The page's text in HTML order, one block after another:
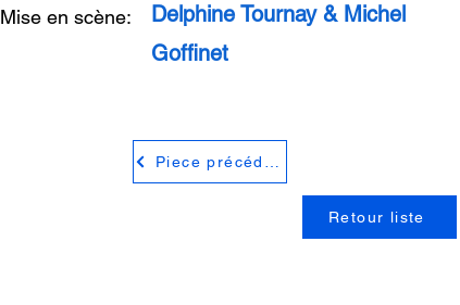
Mise en scène:
Delphine Tournay & Michel
Goffinet
Piece précédente
Retour liste